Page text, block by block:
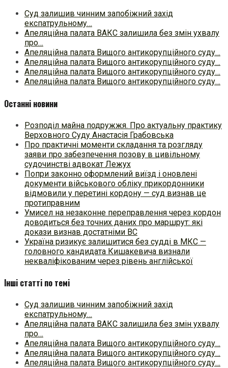
Суд залишив чинним запобіжний захід
експатрульному…
Апеляційна палата ВАКС залишила без змін ухвалу
про…
Апеляційна палата Вищого антикорупційного суду…
Апеляційна палата Вищого антикорупційного суду…
Апеляційна палата Вищого антикорупційного суду…
Апеляційна палата Вищого антикорупційного суду…
Останні новини
Розподіл майна подружжя. Про актуальну практику
Верховного Суду Анастасія Грабовська
Про практичні моменти складання та розгляду
заяви про забезпечення позову в цивільному
судочинстві адвокат Лежух
Попри законно оформлений виїзд і оновлені
документи військового обліку прикордонники
відмовили у перетині кордону — суд визнав це
протиправним
Умисел на незаконне переправлення через кордон
доводиться без точних даних про маршрут: які
докази визнав достатніми ВС
Україна ризикує залишитися без судді в МКС —
головного кандидата Кишакевича визнали
некваліфікованим через рівень англійської
Інші статті по темі
Суд залишив чинним запобіжний захід
експатрульному…
Апеляційна палата ВАКС залишила без змін ухвалу
про…
Апеляційна палата Вищого антикорупційного суду…
Апеляційна палата Вищого антикорупційного суду…
Апеляційна палата Вищого антикорупційного суду…